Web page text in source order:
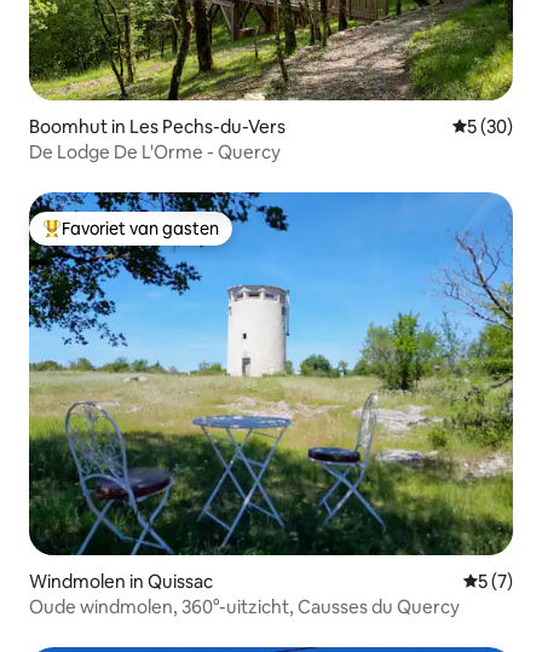
Boomhut in Les Pechs-du-Vers
5 (30)
De Lodge De L'Orme - Quercy
Topfavoriet van gasten
Favoriet van gasten
Windmolen in Quissac
5 (7)
Oude windmolen, 360°-uitzicht, Causses du Quercy